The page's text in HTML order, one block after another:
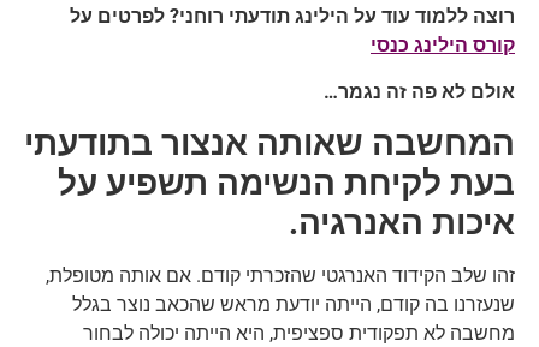
רוצה ללמוד עוד על הילינג תודעתי רוחני? לפרטים על
קורס הילינג כנסי
אולם לא פה זה נגמר…
המחשבה שאותה אנצור בתודעתי
בעת לקיחת הנשימה תשפיע על
איכות האנרגיה.
זהו שלב הקידוד האנרגטי שהזכרתי קודם. אם אותה מטופלת,
שנעזרנו בה קודם, הייתה יודעת מראש שהכאב נוצר בגלל
מחשבה לא תפקודית ספציפית, היא הייתה יכולה לבחור